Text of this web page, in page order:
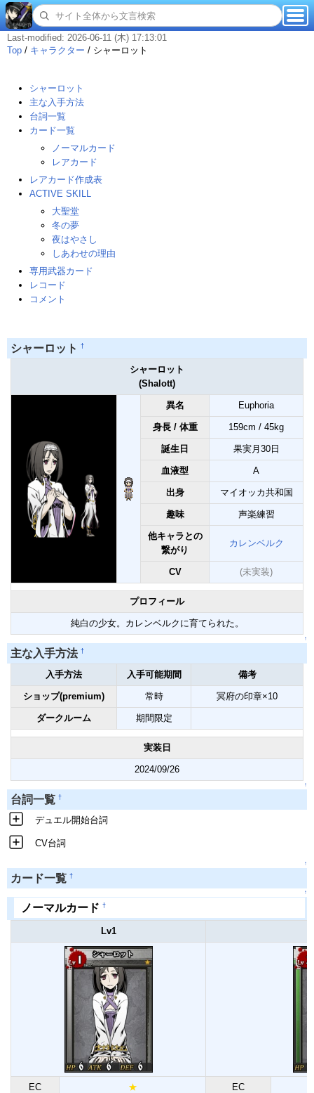
Last-modified: 2026-06-11 (木) 17:13:01
Top / キャラクター / シャーロット
シャーロット
主な入手方法
台詞一覧
カード一覧
ノーマルカード
レアカード
レアカード作成表
ACTIVE SKILL
大聖堂
冬の夢
夜はやさし
しあわせの理由
専用武器カード
レコード
コメント
シャーロット †
シャーロット
(Shalott)
異名 Euphoria
身長 / 体重 159cm / 45kg
誕生日 果実月30日
血液型 A
出身 マイオッカ共和国
趣味 声楽練習
他キャラとの
繋がり
カレンベルク
CV (未実装)
プロフィール
純白の少女。カレンベルクに育てられた。
↑
主な入手方法 †
入手方法 入手可能期間 備考
ショップ(premium) 常時 冥府の印章×10
ダークルーム 期間限定
実装日
2024/09/26
↑
台詞一覧 †
デュエル開始台詞
CV台詞
↑
カード一覧 †
↑
ノーマルカード †
Lv1
EC ★ EC